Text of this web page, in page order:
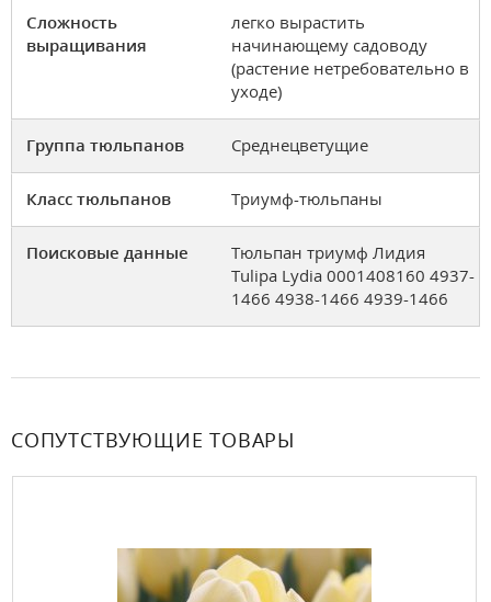
Сложность
выращивания
легко вырастить
начинающему садоводу
(растение нетребовательно в
уходе)
Группа тюльпанов Среднецветущие
Класс тюльпанов Триумф-тюльпаны
Поисковые данные
Тюльпан триумф Лидия
Tulipa Lydia 0001408160 4937-
1466 4938-1466 4939-1466
СОПУТСТВУЮЩИЕ ТОВАРЫ